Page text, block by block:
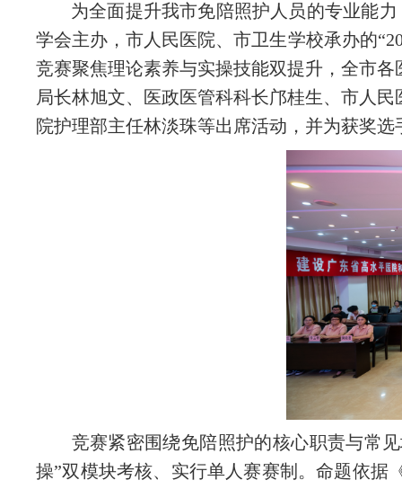
为全面提升我市免陪照护人员的专业能
学会主办，市人民医院、市卫生学校承办的
竞赛聚焦理论素养与实操技能双提升，全市
局长林旭文、医政医管科科长邝桂生、市人
院护理部主任林淡珠等出席活动，并为获奖选
竞赛紧密围绕免陪照护的核心职责与常
操”双模块考核、实行单人赛赛制。命题依据